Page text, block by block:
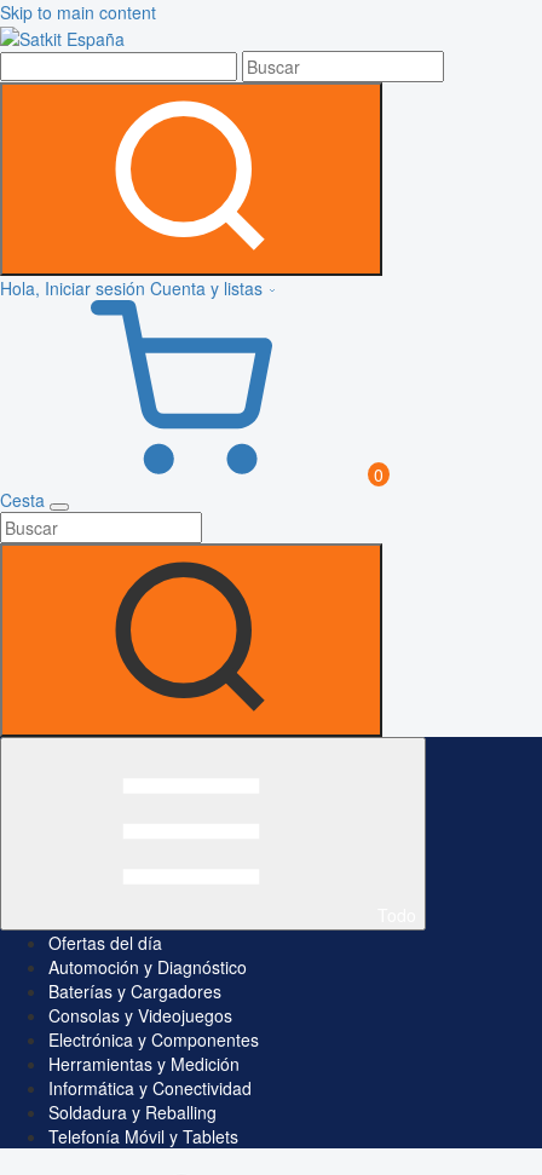
Skip to main content
Hola, Iniciar sesión Cuenta y listas
0
Cesta
Ofertas del día
Automoción y Diagnóstico
Baterías y Cargadores
Consolas y Videojuegos
Electrónica y Componentes
Herramientas y Medición
Informática y Conectividad
Soldadura y Reballing
Telefonía Móvil y Tablets